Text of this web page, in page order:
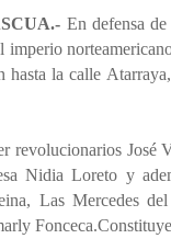
En defensa
imperio
la calle
revolucionarios José
Nidia Loreto y
Las Mercedes